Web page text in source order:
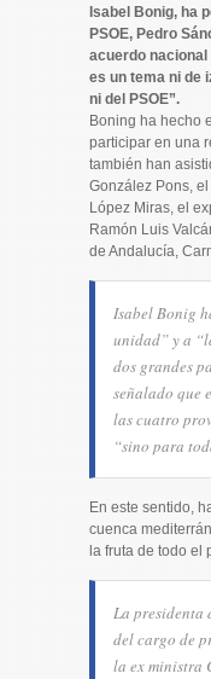
Isabel Bonig, ha
PSOE, Pedro
acuerdo nacional
es un tema ni de
ni del PSOE”.
Boning ha hecho
participar en una
también han
González Pons,
López Miras, el
Ramón Luis
de Andalucía,
Isabel Bonig
unidad” y a
dos grandes
señalado que
las cuatro
“sino para
En este sentido,
cuenca
la fruta de todo el
La presidenta
del cargo de
la ex ministra